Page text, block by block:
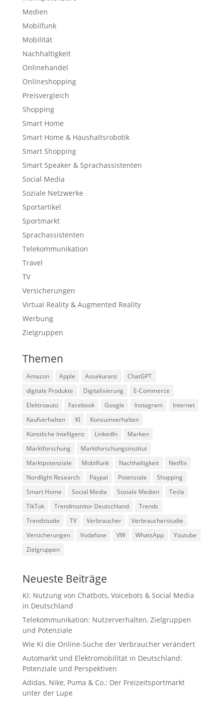
Medien
Mobilfunk
Mobilität
Nachhaltigkeit
Onlinehandel
Onlineshopping
Preisvergleich
Shopping
Smart Home
Smart Home & Haushaltsrobotik
Smart Shopping
Smart Speaker & Sprachassistenten
Social Media
Soziale Netzwerke
Sportartikel
Sportmarkt
Sprachassistenten
Telekommunikation
Travel
TV
Versicherungen
Virtual Reality & Augmented Reality
Werbung
Zielgruppen
Themen
Amazon Apple Assekuranz
ChatGPT
digitale Produkte
Digitalisierung
E-Commerce
Elektroauto
Facebook Google Instagram
Internet
Kaufverhalten
KI
Konsumverhalten
Künstliche Intelligenz
LinkedIn
Marken
Marktforschung
Marktforschungsinstitut
Marktpotenziale
Mobilfunk Nachhaltigkeit
Netflix
Nordlight Research
Paypal Potenziale
Shopping
Smart Home
Social Media Soziale Medien
Tesla
TikTok
Trendmonitor Deutschland
Trends
Trendstudie
TV Verbraucher
Verbraucherstudie
Versicherungen
Vodafone VW WhatsApp
Youtube
Zielgruppen
Neueste Beiträge
KI: Nutzung von Chatbots, Voicebots & Social Media
in Deutschland
Telekommunikation: Nutzerverhalten, Zielgruppen
und Potenziale
Wie KI die Online-Suche der Verbraucher verändert
Automarkt und Elektromobilität in Deutschland:
Potenziale und Perspektiven
Adidas, Nike, Puma & Co.: Der Freizeitsportmarkt
unter der Lupe